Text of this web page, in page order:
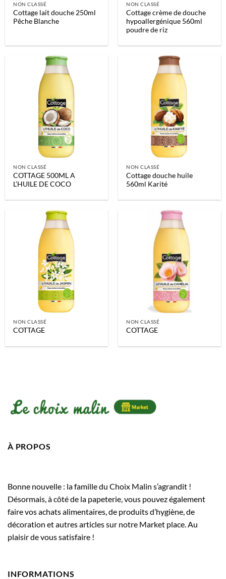
NON CLASSÉ
Cottage lait douche 250ml
Pêche Blanche
NON CLASSÉ
Cottage crème de douche
hypoallergénique 560ml
poudre de riz
NON CLASSÉ
COTTAGE 500ML A
L’HUILE DE COCO
NON CLASSÉ
Cottage douche huile
560ml Karité
NON CLASSÉ
COTTAGE
NON CLASSÉ
COTTAGE
À PROPOS
Bonne nouvelle : la famille du Choix Malin s’agrandit !
Désormais, à côté de la papeterie, vous pouvez également
faire vos achats alimentaires, de produits d’hygiène, de
décoration et autres articles sur notre Market place. Au
plaisir de vous satisfaire !
INFORMATIONS